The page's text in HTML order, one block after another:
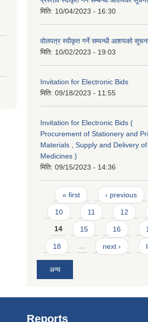
मिति: 10/04/2023 - 16:30
वोलपत्र स्वीकृत गर्ने सम्वन्धी आशयको
मिति: 10/02/2023 - 19:03
Invitation for Electronic Bids
मिति: 09/18/2023 - 11:55
Invitation for Electronic Bids (
Procurement of Stationery and
Materials , Supply and Delivery of
Medicines )
मिति: 09/15/2023 - 14:36
Pages
« first ‹ previous
10 11 12
14 15 16
18 … next ›
अन्य
Reports